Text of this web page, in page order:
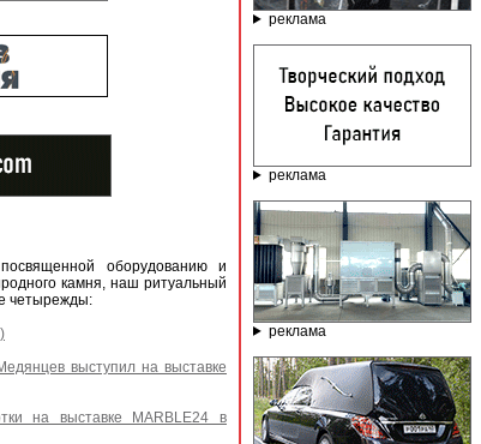
оборудованию и
камня, наш ритуальный
четырежды:
выступил на выставке
на выставке MARBLE24 в
реклама
реклама
реклама